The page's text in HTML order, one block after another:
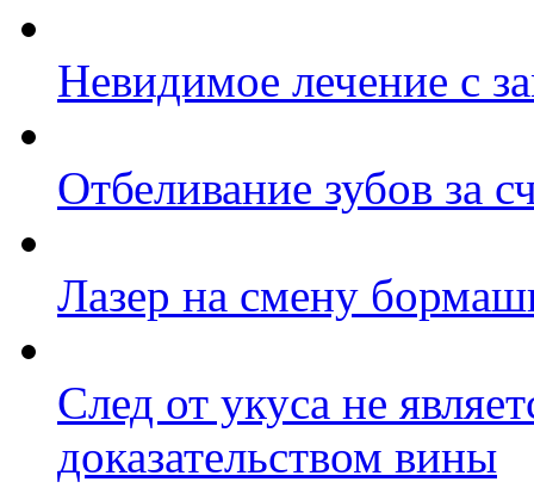
Невидимое лечение с
Отбеливание зубов за
Лазер на смену
След от укуса не
доказательством вины